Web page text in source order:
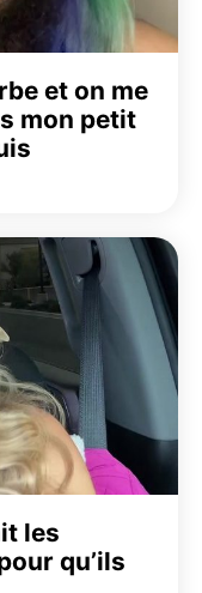
et on me
mon petit
les
qu’ils